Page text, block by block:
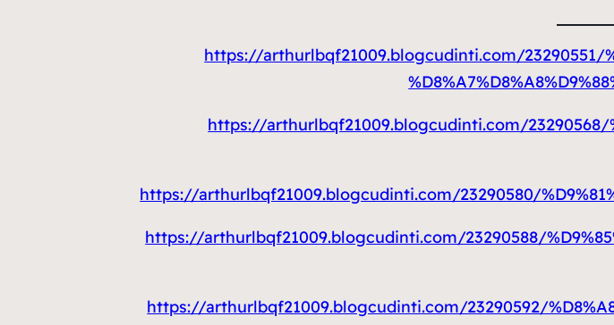
https://arthurlbqf21009.blogcudinti.com/23290551/
https://arthurlbqf21009.blogcudinti.com/23290568/
https://arthurlbqf21009.blogcudinti.com/23290580/
https://arthurlbqf21009.blogcudinti.com/23290588/
https://arthurlbqf21009.blogcudinti.com/23290592/